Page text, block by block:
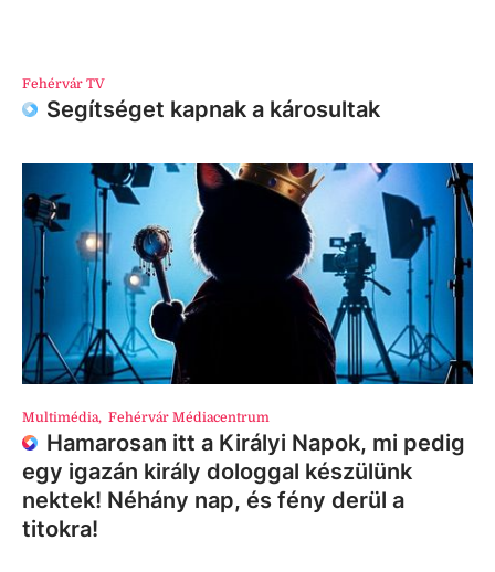
Fehérvár TV
Segítséget kapnak a károsultak
Multimédia, Fehérvár Médiacentrum
Hamarosan itt a Királyi Napok, mi pedig
egy igazán király dologgal készülünk
nektek! Néhány nap, és fény derül a
titokra!